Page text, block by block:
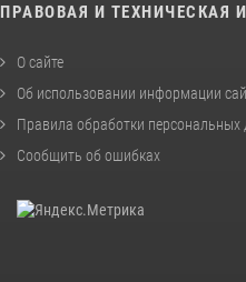
ПРАВОВАЯ И ТЕХНИЧЕСКАЯ
О сайте
Об использовании информации
Правила обработки персональных
Сообщить об ошибках